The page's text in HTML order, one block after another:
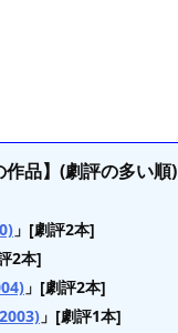
作品】(劇評の多い順)
」[劇評2本]
2本]
」[劇評2本]
」[劇評1本]